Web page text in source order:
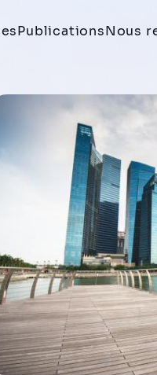
PublicationsNous